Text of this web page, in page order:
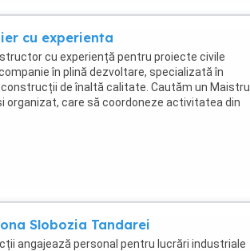
cu experienta
cu experiență pentru proiecte civile
în plină dezvoltare, specializată în
de înaltă calitate. Cautăm un Maistru
organizat, care să coordoneze activitatea din
...
Slobozia Tandarei
angajează personal pentru lucrări industriale